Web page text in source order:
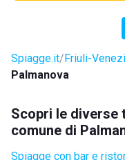
Spiagge.it Friuli-
Palmanova
Scopri le diverse
comune di
Spiagge con bar e